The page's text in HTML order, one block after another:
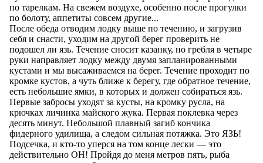
по тарелкам. На свежем воздухе, особенно после прогулки
по болоту, аппетиты совсем другие...
После обеда отводим лодку выше по течению, и загрузив
себя и снасти, уходим на другой берег проверить не
подошел ли язь. Течение сносит казанку, но гребля в четыре
руки направляет лодку между двумя запланированными
кустами и мы высаживаемся на берег. Течение проходит по
кромке кустов, а чуть ближе к берегу, где обратное течение,
есть небольшие ямки, в которых и должен собираться язь.
Первые забросы уходят за кусты, на кромку русла, на
крючках личинка майского жука. Первая поклевка через
десять минут. Небольшой плавный загиб кончика
фидерного удилища, а следом сильная потяжка. Это ЯЗЬ!
Подсечка, и кто-то уперся на том конце лески — это
действительно ОН! Пройдя до меня метров пять, рыба